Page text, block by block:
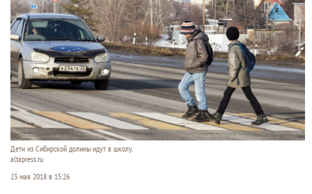
Дети из Сибирской долины идут в школу.
altapress.ru
23 мая 2018 в 15:26